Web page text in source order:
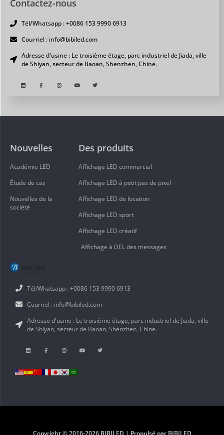
Contactez-nous
Tél/Whatsapp : +0086 153 9990 6913
Courriel : info@bibiled.com
Adresse d'usine : Le troisième étage, parc industriel de Jiada, ville
de Shiyan, secteur de Baoan, Shenzhen, Chine.
Tél/Whatsapp : +0086 153 9990 6913
Courriel : info@bibiled.com
Adresse d'usine : Le troisième étage, parc industriel de Jiada, ville
de Shiyan, secteur de Baoan, Shenzhen, Chine.
Des produits
Affichage LED commercial
Affichage LED à petit pas de pixel
Affichage LED de location
Affichage LED sport
Affichage LED créatif
Affichage à DEL des messages
Nouvelles
Académie LED
Étude de cas
Nouvelles de la
société
Copyright © 2016-2026 BIBILED | Propulsé par BIBILED